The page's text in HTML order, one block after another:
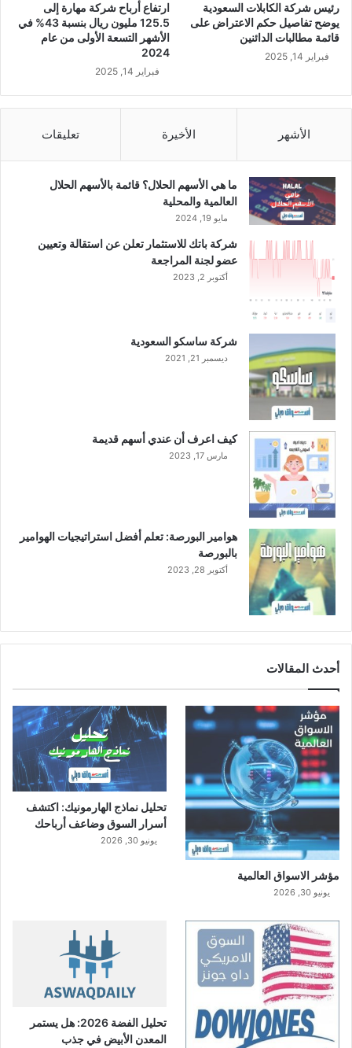
ح
ر
ع
ن
ء
ق
م
س
م
ة
رئيس شركة الكابلات السعودية
يوضح تفاصيل حكم الاعتراض على
قائمة مطالبات الدائنين
فبراير 14, 2025
ارتفاع أرباح شركة مهارة إلى
125.5 مليون ريال بنسبة 43% في
الأشهر التسعة الأولى من عام
2024
فبراير 14, 2025
الأشهر الأخيرة تعليقات
ما هي الأسهم الحلال؟ قائمة بالأسهم الحلال
العالمية والمحلية
مايو 19, 2024
شركة باتك للاستثمار تعلن عن استقالة وتعيين
عضو لجنة المراجعة
أكتوبر 2, 2023
شركة ساسكو السعودية
ديسمبر 21, 2021
كيف اعرف أن عندي أسهم قديمة
مارس 17, 2023
هوامير البورصة: تعلم أفضل استراتيجيات الهوامير
بالبورصة
أكتوبر 28, 2023
أحدث المقالات
مؤشر الاسواق العالمية
يونيو 30, 2026
تحليل نماذج الهارمونيك: اكتشف
أسرار السوق وضاعف أرباحك
يونيو 30, 2026
تحليل الفضة 2026: هل يستمر
المعدن الأبيض في جذب